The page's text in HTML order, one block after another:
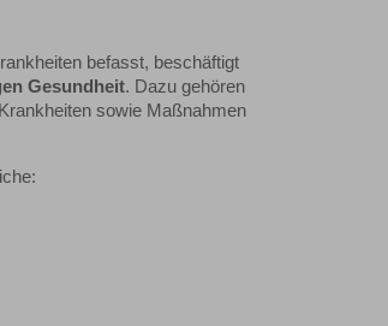
befasst, beschäftigt
Gesundheit. Dazu gehören
sowie Maßnahmen